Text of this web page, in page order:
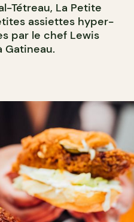
Tétreau, La Petite
assiettes hyper-
par le chef Lewis
Gatineau.